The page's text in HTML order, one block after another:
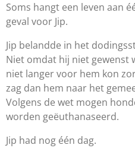
Soms hangt een leven aan
geval voor Jip.
Jip belandde in het
Niet omdat hij niet gewenst
niet langer voor hem kon
zag dan hem naar het
Volgens de wet mogen
worden geëuthanaseerd.
Jip had nog één dag.